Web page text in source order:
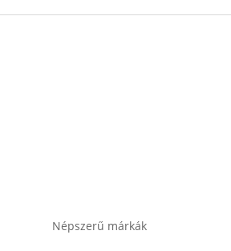
Népszerű márkák